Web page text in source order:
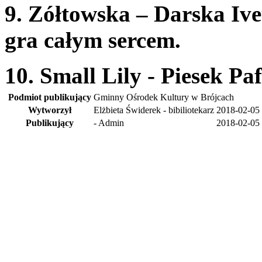
9. Zółtowska – Darska
gra całym sercem.
10. Small Lily - Piesek
Podmiot publikujący Gminny Ośrodek Kultury w Brójcach
Wytworzył
Elżbieta Świderek - bibiliotekarz 2018-02-05
Publikujący
- Admin 2018-02-05